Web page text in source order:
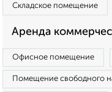
Складское помещение
Аренда
Офисное помещение
Помещение свободного